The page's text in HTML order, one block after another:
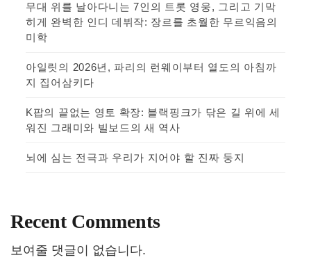
무대 위를 날아다니는 7인의 트롯 영웅, 그리고 기막
히게 완벽한 인디 데뷔작: 장르를 초월한 무르익음의
미학
아일릿의 2026년, 파리의 런웨이부터 열도의 아침까
지 집어삼키다
K팝의 끝없는 영토 확장: 블랙핑크가 닦은 길 위에 세
워진 그래미와 빌보드의 새 역사
뇌에 심는 전극과 우리가 지어야 할 진짜 둥지
Recent Comments
보여줄 댓글이 없습니다.